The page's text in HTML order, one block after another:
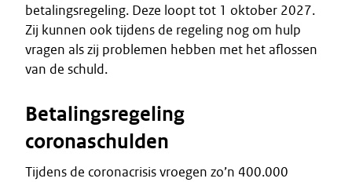
betalingsregeling. Deze loopt tot 1 oktober 2027.
Zij kunnen ook tijdens de regeling nog om hulp
vragen als zij problemen hebben met het aflossen
van de schuld.
Betalingsregeling
coronaschulden
Tijdens de coronacrisis vroegen zo’n 400.000